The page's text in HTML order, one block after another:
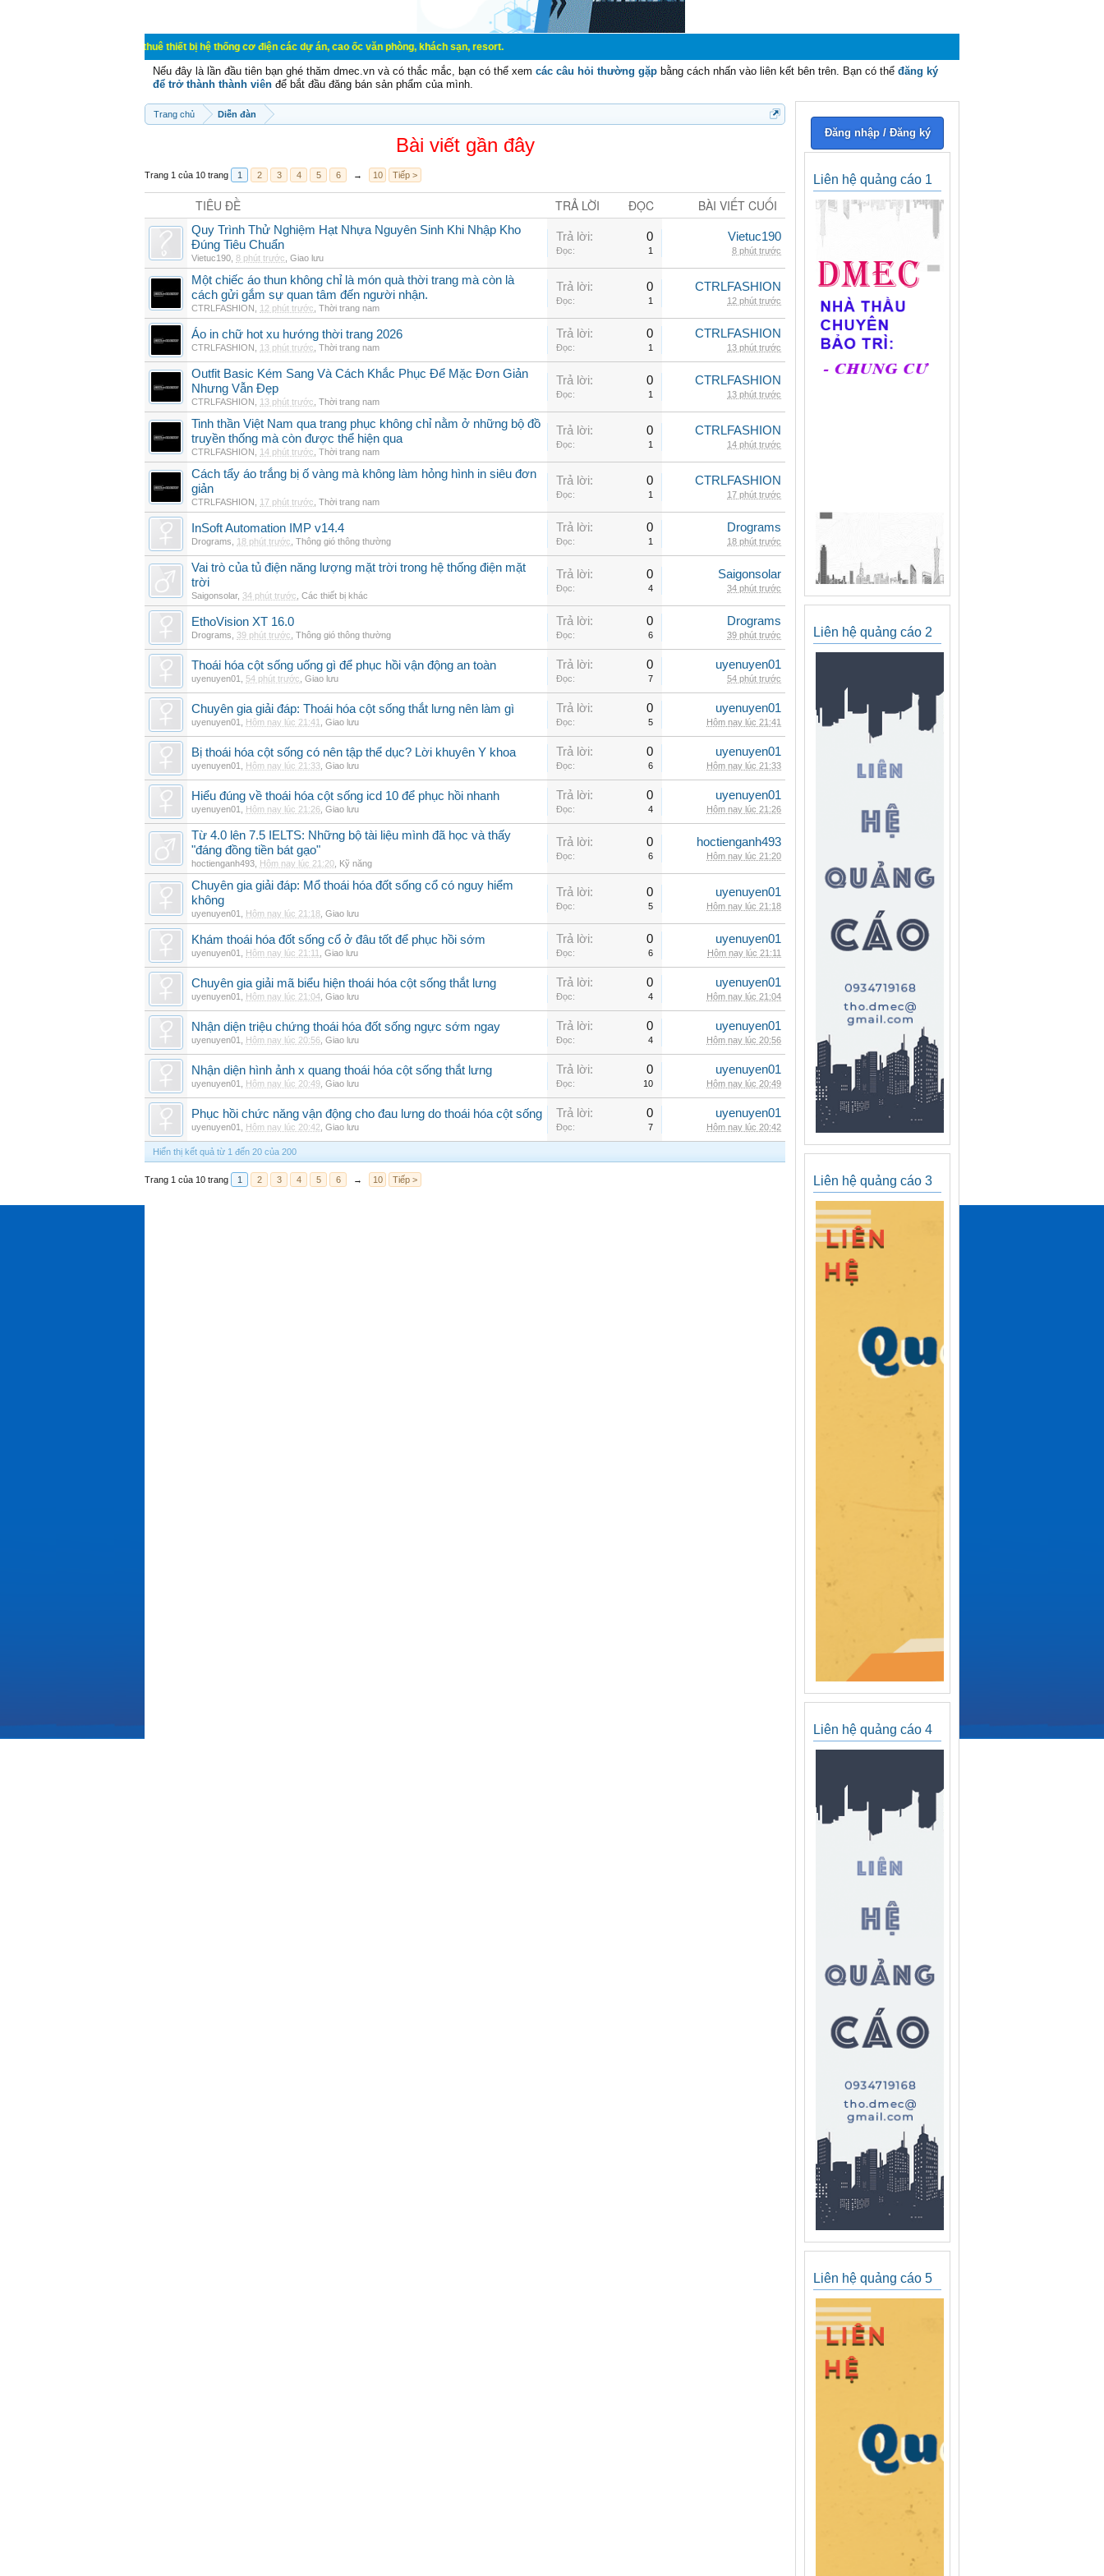
bán, ký gửi, cho thuê thiết bị hệ thống cơ điện các dự án, cao ốc văn phòng, khách sạn, resort.
Nếu đây là lần đầu tiên bạn ghé thăm dmec.vn và có thắc mắc, bạn có thể xem các câu hỏi thường gặp bằng cách nhấn vào liên kết bên trên. Bạn có thể đăng ký
để trở thành thành viên để bắt đầu đăng bán sản phẩm của mình.
Trang chủ Diễn đàn
Bài viết gần đây
Trang 1 của 10 trang 1 2 3 4 5 6 → 10 Tiếp >
TIÊU ĐỀ TRẢ LỜI ĐỌC BÀI VIẾT CUỐI
Quy Trình Thử Nghiệm Hạt Nhựa Nguyên Sinh Khi Nhập Kho
Đúng Tiêu Chuẩn
Vietuc190 8 phút trước Giao lưu
Trả lời: 0
Đọc: 1
Vietuc190
8 phút trước
Một chiếc áo thun không chỉ là món quà thời trang mà còn là
cách gửi gắm sự quan tâm đến người nhận.
CTRLFASHION 12 phút trước Thời trang nam
Trả lời: 0
Đọc: 1
CTRLFASHION
12 phút trước
Áo in chữ hot xu hướng thời trang 2026
CTRLFASHION 13 phút trước Thời trang nam
Trả lời: 0
Đọc: 1
CTRLFASHION
13 phút trước
Outfit Basic Kém Sang Và Cách Khắc Phục Để Mặc Đơn Giản
Nhưng Vẫn Đẹp
CTRLFASHION 13 phút trước Thời trang nam
Trả lời: 0
Đọc: 1
CTRLFASHION
13 phút trước
Tinh thần Việt Nam qua trang phục không chỉ nằm ở những bộ đồ
truyền thống mà còn được thể hiện qua
CTRLFASHION 14 phút trước Thời trang nam
Trả lời: 0
Đọc: 1
CTRLFASHION
14 phút trước
Cách tẩy áo trắng bị ố vàng mà không làm hỏng hình in siêu đơn
giản
CTRLFASHION 17 phút trước Thời trang nam
Trả lời: 0
Đọc: 1
CTRLFASHION
17 phút trước
InSoft Automation IMP v14.4
Drograms 18 phút trước Thông gió thông thường
Trả lời: 0
Đọc: 1
Drograms
18 phút trước
Vai trò của tủ điện năng lượng mặt trời trong hệ thống điện mặt
trời
Saigonsolar, 34 phút trước Các thiết bị khác
Trả lời: 0
Đọc: 4
Saigonsolar
34 phút trước
EthoVision XT 16.0
Drograms 39 phút trước Thông gió thông thường
Trả lời: 0
Đọc: 6
Drograms
39 phút trước
Thoái hóa cột sống uống gì để phục hồi vận động an toàn
uyenuyen01 54 phút trước Giao lưu
Trả lời: 0
Đọc: 7
uyenuyen01
54 phút trước
Chuyên gia giải đáp: Thoái hóa cột sống thắt lưng nên làm gì
uyenuyen01 Hôm nay lúc 21:41 Giao lưu
Trả lời: 0
Đọc: 5
uyenuyen01
Hôm nay lúc 21:41
Bị thoái hóa cột sống có nên tập thể dục? Lời khuyên Y khoa
uyenuyen01 Hôm nay lúc 21:33 Giao lưu
Trả lời: 0
Đọc: 6
uyenuyen01
Hôm nay lúc 21:33
Hiểu đúng về thoái hóa cột sống icd 10 để phục hồi nhanh
uyenuyen01 Hôm nay lúc 21:26 Giao lưu
Trả lời: 0
Đọc: 4
uyenuyen01
Hôm nay lúc 21:26
Từ 4.0 lên 7.5 IELTS: Những bộ tài liệu mình đã học và thấy
"đáng đồng tiền bát gạo"
hoctienganh493 Hôm nay lúc 21:20 Kỹ năng
Trả lời: 0
Đọc: 6
hoctienganh493
Hôm nay lúc 21:20
Chuyên gia giải đáp: Mổ thoái hóa đốt sống cổ có nguy hiểm
không
uyenuyen01 Hôm nay lúc 21:18 Giao lưu
Trả lời: 0
Đọc: 5
uyenuyen01
Hôm nay lúc 21:18
Khám thoái hóa đốt sống cổ ở đâu tốt để phục hồi sớm
uyenuyen01 Hôm nay lúc 21:11 Giao lưu
Trả lời: 0
Đọc: 6
uyenuyen01
Hôm nay lúc 21:11
Chuyên gia giải mã biểu hiện thoái hóa cột sống thắt lưng
uyenuyen01 Hôm nay lúc 21:04 Giao lưu
Trả lời: 0
Đọc: 4
uyenuyen01
Hôm nay lúc 21:04
Nhận diện triệu chứng thoái hóa đốt sống ngực sớm ngay
uyenuyen01 Hôm nay lúc 20:56 Giao lưu
Trả lời: 0
Đọc: 4
uyenuyen01
Hôm nay lúc 20:56
Nhận diện hình ảnh x quang thoái hóa cột sống thắt lưng
uyenuyen01 Hôm nay lúc 20:49 Giao lưu
Trả lời: 0
Đọc: 10
uyenuyen01
Hôm nay lúc 20:49
Phục hồi chức năng vận động cho đau lưng do thoái hóa cột sống
uyenuyen01 Hôm nay lúc 20:42 Giao lưu
Trả lời: 0
Đọc: 7
uyenuyen01
Hôm nay lúc 20:42
Hiển thị kết quả từ 1 đến 20 của 200
Trang 1 của 10 trang 1 2 3 4 5 6 → 10 Tiếp >
Đăng nhập / Đăng ký
Liên hệ quảng cáo 1
Liên hệ quảng cáo 2
Liên hệ quảng cáo 3
Liên hệ quảng cáo 4
Liên hệ quảng cáo 5